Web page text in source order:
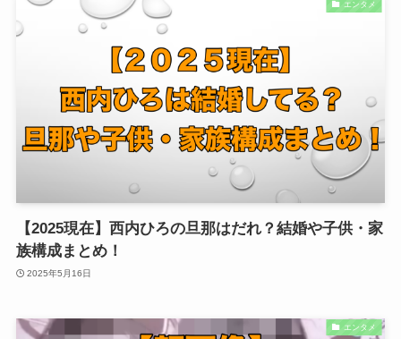
エンタメ
【2025現在】西内ひろの旦那はだれ？結婚や子供・家
族構成まとめ！
2025年5月16日
エンタメ